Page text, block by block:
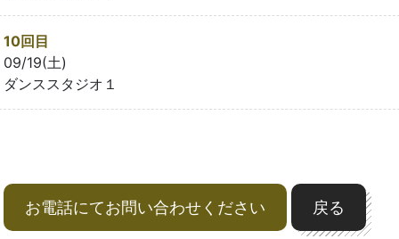
10回目
09/19(土)
ダンススタジオ１
お電話にてお問い合わせください 戻る